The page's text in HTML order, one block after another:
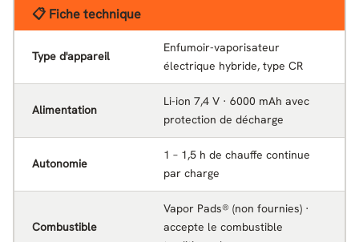
📋 Fiche technique
Type d'appareil
Enfumoir-vaporisateur
électrique hybride, type CR
Alimentation
Li-ion 7,4 V · 6000 mAh avec
protection de décharge
Autonomie
1 – 1,5 h de chauffe continue
par charge
Combustible
Vapor Pads® (non fournies) ·
accepte le combustible